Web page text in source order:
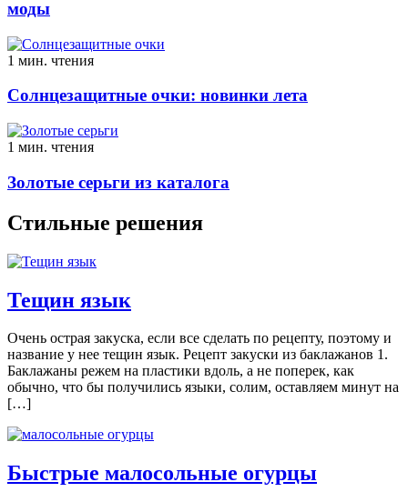
моды
1 мин. чтения
Солнцезащитные очки: новинки лета
1 мин. чтения
Золотые серьги из каталога
Стильные решения
Тещин язык
Очень острая закуска, если все сделать по рецепту, поэтому и
название у нее тещин язык. Рецепт закуски из баклажанов 1.
Баклажаны режем на пластики вдоль, а не поперек, как
обычно, что бы получились языки, солим, оставляем минут на
[…]
Быстрые малосольные огурцы